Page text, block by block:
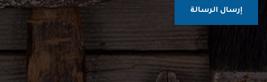
إرسال الرسالة